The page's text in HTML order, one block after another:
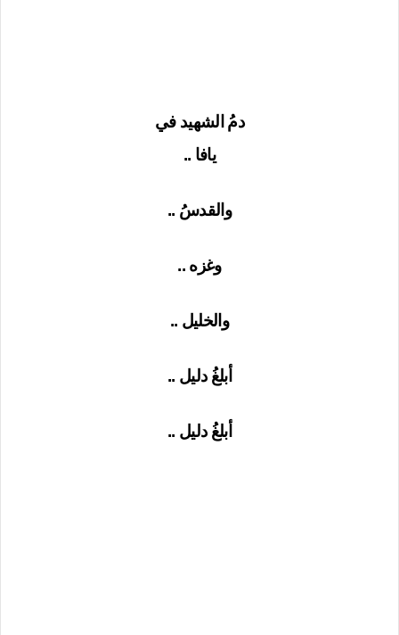
دمُ الشهيد في
يافا ..
والقدسُ ..
وغزه ..
والخليل ..
أبلغُ دليل ..
أبلغُ دليل ..